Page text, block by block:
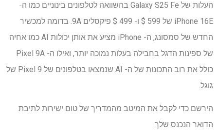
העלות של Galaxy S25 Fe בהשוואה לטלפונים בינוניים כמו ה-
iPhone 16E של 599 $ ו- 499 $ פיקסלים 9A. בדומה למכשיר
החדש של סמסונג, ה- iPhone מציע את אותן יכולות AI כמו אחיה
של ספינות הדגל בחבילה בעלות נמוכה יותר, ואילו ה- Pixel 9A
כולל את רוב התכונות של ה- AI שנמצאו בטלפונים של Pixel 9 של
גוגל.
הירשם כדי לקבל את המיטב מהמדריך של טום ישירות לתיבת
הדואר הנכנס שלך.